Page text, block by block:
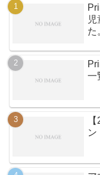
た
一
ン